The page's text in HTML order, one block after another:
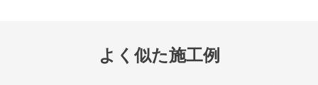
よく似た施工例